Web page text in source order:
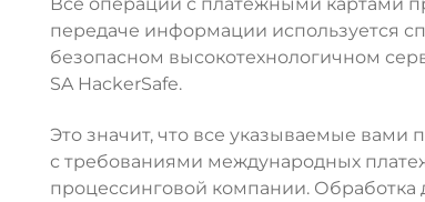
передаче информации используется
безопасном высокотехнологичном
SA HackerSafe.
Это значит, что все указываемые вами
с требованиями международных
процессинговой компании.